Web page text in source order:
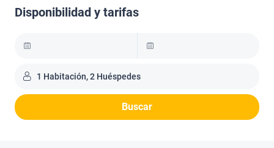
Disponibilidad y tarifas
1 Habitación, 2 Huéspedes
Buscar